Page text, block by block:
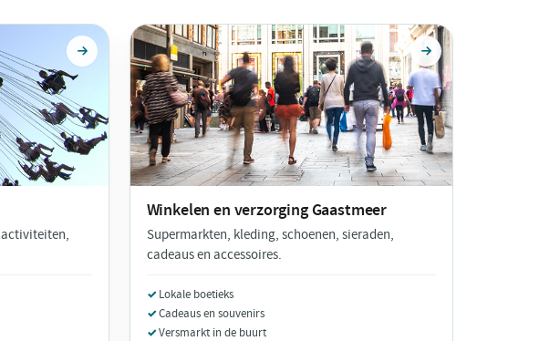
activiteiten,
Winkelen en verzorgingGaastmeer
Supermarkten, kleding, schoenen, sieraden,
cadeaus en accessoires.
Lokale boetieks
Cadeaus en souvenirs
Versmarkt in de buurt